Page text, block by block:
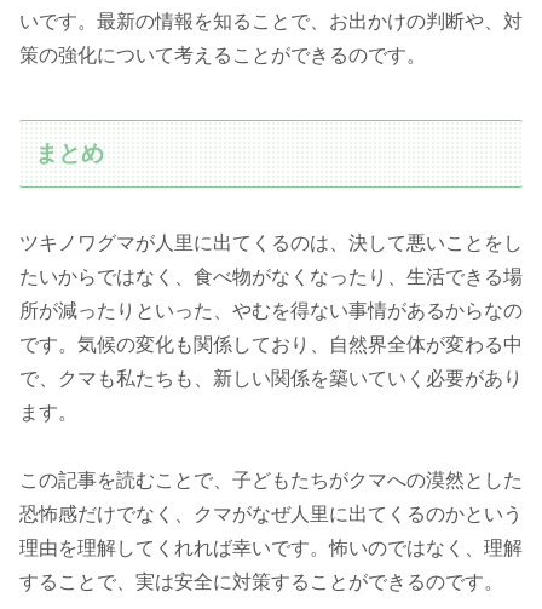
いです。最新の情報を知ることで、お出かけの判断や、対
策の強化について考えることができるのです。
まとめ
ツキノワグマが人里に出てくるのは、決して悪いことをし
たいからではなく、食べ物がなくなったり、生活できる場
所が減ったりといった、やむを得ない事情があるからなの
です。気候の変化も関係しており、自然界全体が変わる中
で、クマも私たちも、新しい関係を築いていく必要があり
ます。
この記事を読むことで、子どもたちがクマへの漠然とした
恐怖感だけでなく、クマがなぜ人里に出てくるのかという
理由を理解してくれれば幸いです。怖いのではなく、理解
することで、実は安全に対策することができるのです。